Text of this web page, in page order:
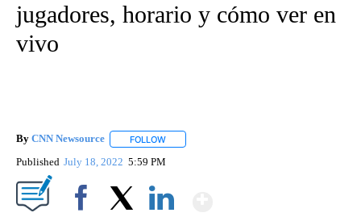
jugadores, horario y cómo ver en
vivo
By CNN Newsource FOLLOW
Published July 18, 2022 5:59 PM